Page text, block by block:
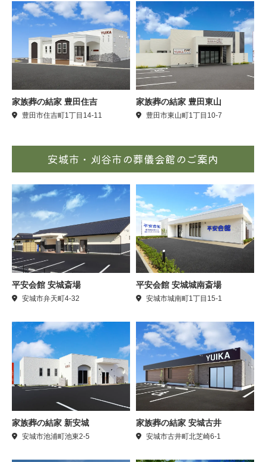
家族葬の結家 豊田住吉
豊田市住吉町1丁目14-11
家族葬の結家 豊田東山
豊田市東山町1丁目10-7
安城市・刈谷市の葬儀会館のご案内
平安会館 安城斎場
安城市弁天町4-32
平安会館 安城城南斎場
安城市城南町1丁目15-1
家族葬の結家 新安城
安城市池浦町池東2-5
家族葬の結家 安城古井
安城市古井町北芝崎6-1